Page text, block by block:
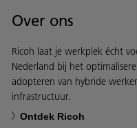
Over ons
Ricoh laat je werkplek écht
Nederland bij het
adopteren van hybride
infrastructuur.
Ontdek Ricoh